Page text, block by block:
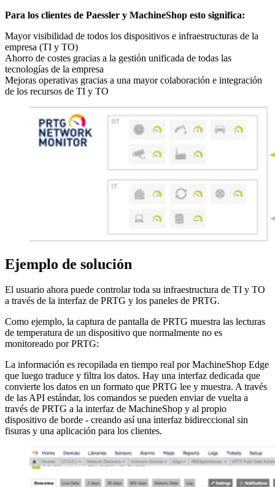
Para los clientes de Paessler y MachineShop esto significa:
Mayor visibilidad de todos los dispositivos e infraestructuras de la
empresa (TI y TO)
Ahorro de costes gracias a la gestión unificada de todas las
tecnologías de la empresa
Mejoras operativas gracias a una mayor colaboración e integración
de los recursos de TI y TO
Ejemplo de solución
El usuario ahora puede controlar toda su infraestructura de TI y TO
a través de la interfaz de PRTG y los paneles de PRTG.
Como ejemplo, la captura de pantalla de PRTG muestra las lecturas
de temperatura de un dispositivo que normalmente no es
monitoreado por PRTG:
La información es recopilada en tiempo real por MachineShop Edge
que luego traduce y filtra los datos. Hay una interfaz dedicada que
convierte los datos en un formato que PRTG lee y muestra. A través
de las API estándar, los comandos se pueden enviar de vuelta a
través de PRTG a la interfaz de MachineShop y al propio
dispositivo de borde - creando así una interfaz bidireccional sin
fisuras y una aplicación para los clientes.